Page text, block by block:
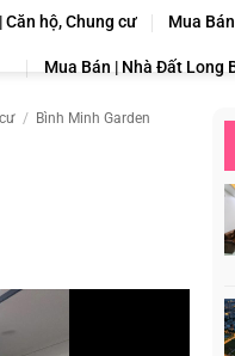
Căn hộ, Chung cư Mua
Mua Bán | Nhà Đất Long
/ Bình Minh Garden